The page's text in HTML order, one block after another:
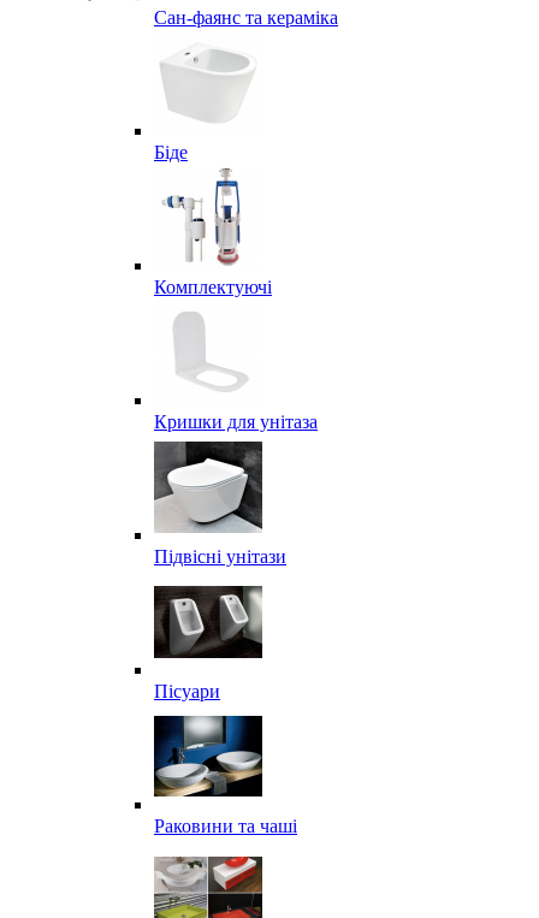
Сан-фаянс та кераміка
Біде
Комплектуючі
Кришки для унітаза
Підвісні унітази
Пісуари
Раковини та чаші